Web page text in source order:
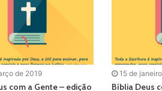
de 2019
com a Gente – edição
15 de
Bíblia Deus